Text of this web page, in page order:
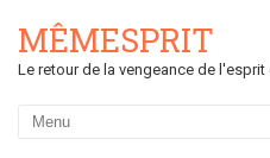
MÊMESPRIT
Le retour de la vengeance de l'esprit